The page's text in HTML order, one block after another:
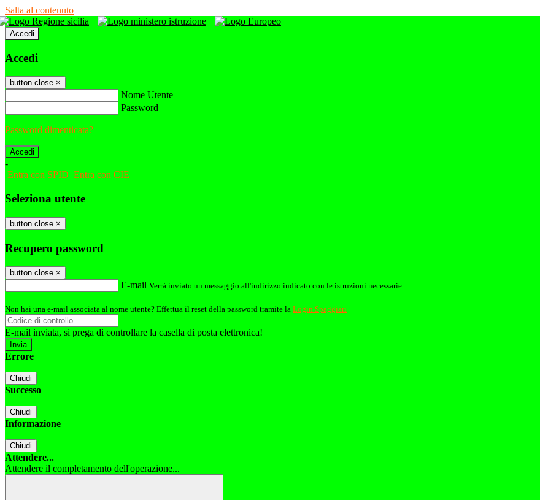
Salta al contenuto
Accedi
Accedi
button close ×
Nome Utente
Password
Password dimenticata?
-
Entra con SPID Entra con CIE
Seleziona utente
button close ×
Recupero password
button close ×
E-mail Verrà inviato un messaggio all'indirizzo indicato con le istruzioni necessarie.
Non hai una e-mail associata al nome utente? Effettua il reset della password tramite la Login Spaggiari
E-mail inviata, si prega di controllare la casella di posta elettronica!
Errore
Chiudi
Successo
Chiudi
Informazione
Chiudi
Attendere...
Attendere il completamento dell'operazione...